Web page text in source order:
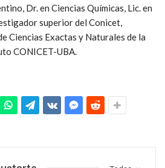
Dr. en Ciencias Químicas, Lic. en
superior del Conicet,
Ciencias Exactas y Naturales de la
CONICET-UBA.